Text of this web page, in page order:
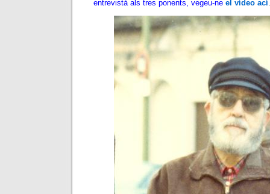
entrevistà als tres ponents, vegeu-ne el vídeo ací.